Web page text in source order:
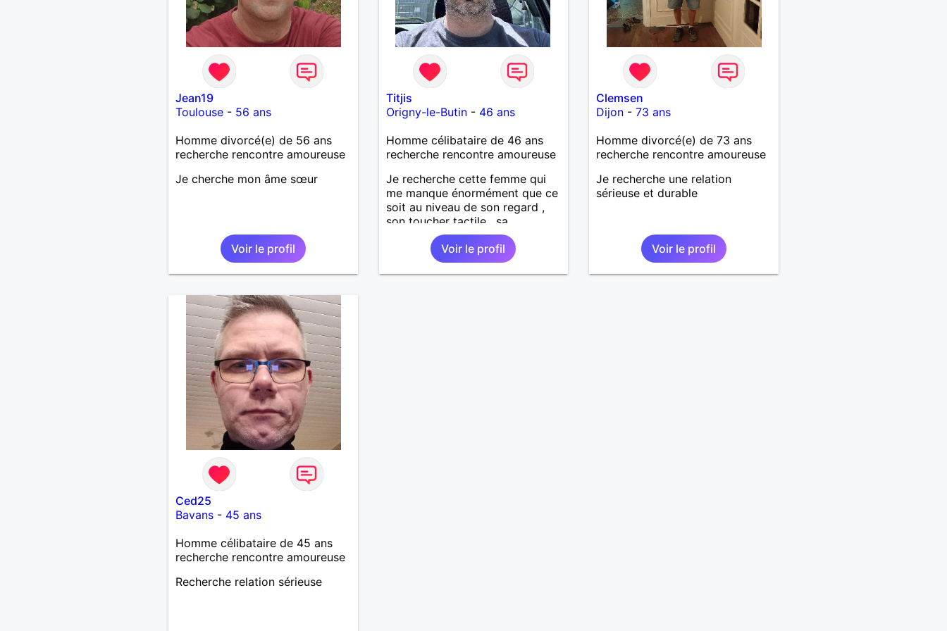
Jean19
Toulouse- 56 ans
Homme divorcé(e) de 56 ans
recherche rencontre amoureuse
Je cherche mon âme sœur
Voir le profil
Titjis
Origny-le-Butin- 46 ans
Homme célibataire de 46 ans
recherche rencontre amoureuse
Je recherche cette femme qui
me manque énormément que ce
soit au niveau de son regard ,
son toucher tactile , sa
simplicité , sa douceur bref tout
ces défauts et ses qualités pour
une relation pérenne
Voir le profil
Clemsen
Dijon -73 ans
Homme divorcé(e) de 73 ans
recherche rencontre amoureuse
Je recherche une relation
sérieuse et durable
Voir le profil
Ced25
Bavans- 45 ans
Homme célibataire de 45 ans
recherche rencontre amoureuse
Recherche relation sérieuse